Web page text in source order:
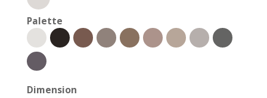
Palette
Dimension